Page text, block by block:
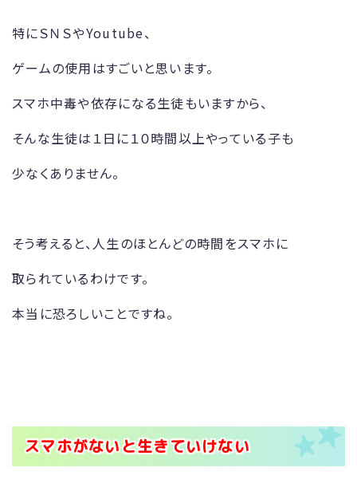
特にＳＮＳやYoutube、
ゲームの使用はすごいと思います。
スマホ中毒や依存になる生徒もいますから、
そんな生徒は１日に１０時間以上やっている子も
少なくありません。
そう考えると、人生のほとんどの時間をスマホに
取られているわけです。
本当に恐ろしいことですね。
スマホがないと生きていけない